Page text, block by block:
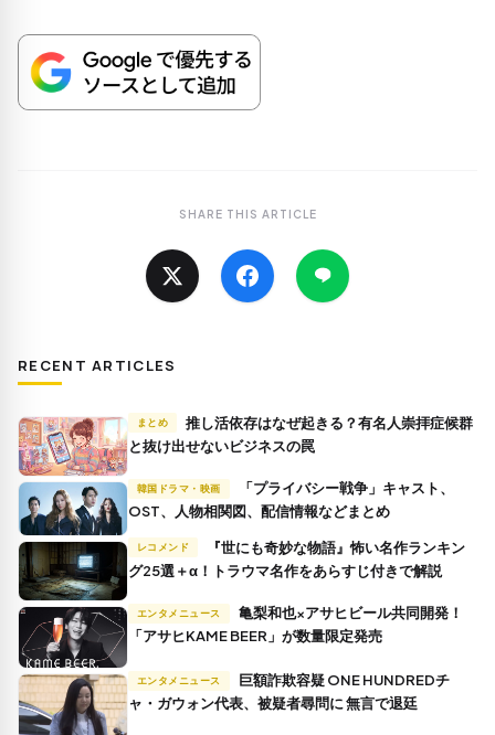
SHARE THIS ARTICLE
RECENT ARTICLES
まとめ
推し活依存はなぜ起きる？有名人崇拝症候群
と抜け出せないビジネスの罠
韓国ドラマ・映画
OST、人物相関図、配信情報などまとめ
レコメンド
グ25選＋α！トラウマ名作をあらすじ付きで解説
エンタメニュース
「アサヒKAME BEER」が数量限定発売
エンタメニュース
ャ・ガウォン代表、被疑者尋問に 無言で退廷